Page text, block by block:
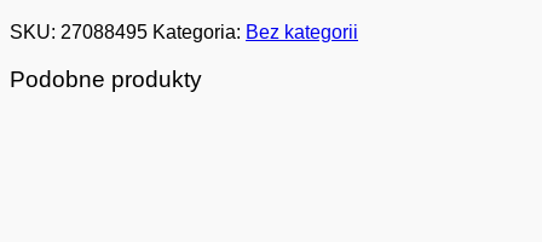
SKU: 27088495 Kategoria: Bez kategorii
Podobne produkty